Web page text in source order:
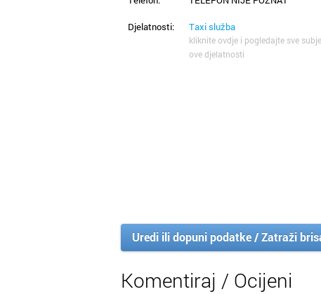
Djelatnosti: Taxi služba
kliknite ovdje i pogledajte sve
ove djelatnosti
Uredi ili dopuni podatke / Zatraži
Komentiraj / Ocijeni